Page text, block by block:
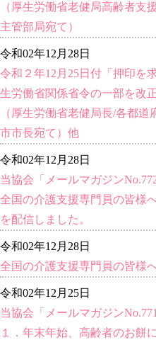
（厚生労働省老健局高齢者支
主管部局宛て）
令和02年12月28日
令和２年12月25日付「押印を
生労働省関係省令の一部を改
（厚生労働省老健局長/各都
市市長宛て）他
令和02年12月28日
当協会「メールマガジン
全国の介護支援専門員の皆様
を配信しました。
令和02年12月28日
全国の介護支援専門員の皆様
令和02年12月25日
当協会「メールマガジン
１．年末年始、高齢者のお餅